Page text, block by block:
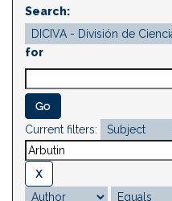
Search:
for
Current filters: